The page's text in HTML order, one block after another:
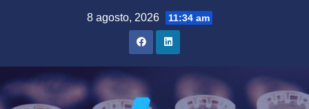
8 agosto, 2026 11:34 am